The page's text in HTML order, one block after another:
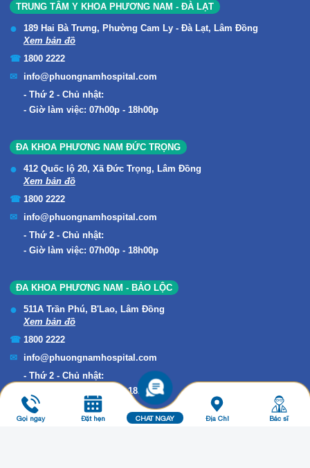
TRUNG TÂM Y KHOA PHƯƠNG NAM - ĐÀ LẠT
189 Hai Bà Trưng, Phường Cam Ly - Đà Lạt, Lâm Đồng
Xem bản đồ
1800 2222
info@phuongnamhospital.com
Thứ 2 - Chủ nhật:
Giờ làm việc: 07h00p - 18h00p
ĐA KHOA PHƯƠNG NAM ĐỨC TRỌNG
412 Quốc lộ 20, Xã Đức Trọng, Lâm Đồng
Xem bản đồ
1800 2222
info@phuongnamhospital.com
Thứ 2 - Chủ nhật:
Giờ làm việc: 07h00p - 18h00p
ĐA KHOA PHƯƠNG NAM - BẢO LỘC
511A Trần Phú, B'Lao, Lâm Đồng
Xem bản đồ
1800 2222
info@phuongnamhospital.com
Thứ 2 - Chủ nhật:
Giờ làm việc: 07h00p - 18h00p
Gọi ngay Đặt hẹn CHAT NGAY Địa Chỉ Bác sĩ